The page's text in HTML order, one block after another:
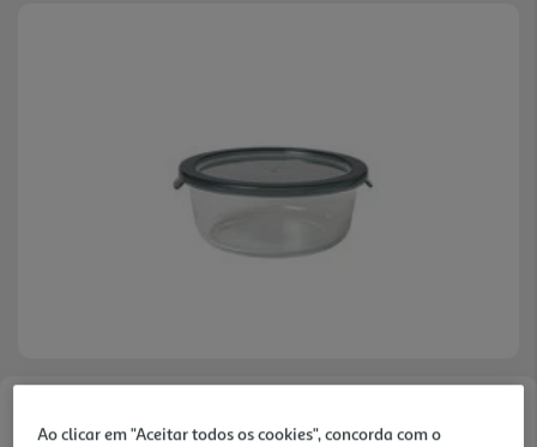
Ao clicar em "Aceitar todos os cookies", concorda com o